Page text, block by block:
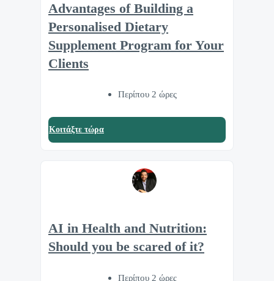
Advantages of Building a
Personalised Dietary
Supplement Program for Your
Clients
Περίπου 2 ώρες
Κοιτάξτε τώρα
AI in Health and Nutrition:
Should you be scared of it?
Περίπου 2 ώρες